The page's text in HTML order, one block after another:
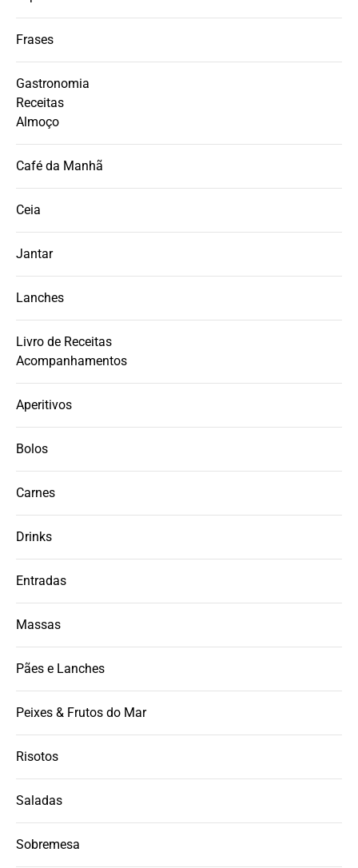
Frases
Gastronomia
Receitas
Almoço
Café da Manhã
Ceia
Jantar
Lanches
Livro de Receitas
Acompanhamentos
Aperitivos
Bolos
Carnes
Drinks
Entradas
Massas
Pães e Lanches
Peixes & Frutos do Mar
Risotos
Saladas
Sobremesa